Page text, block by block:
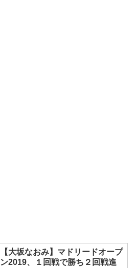
【大坂なおみ】マドリードオープ
ン2019、１回戦で勝ち２回戦進